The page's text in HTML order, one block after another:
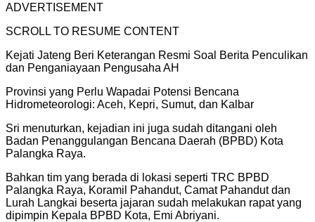
ADVERTISEMENT
SCROLL TO RESUME CONTENT
Kejati Jateng Beri Keterangan Resmi Soal Berita Penculikan
dan Penganiayaan Pengusaha AH
Provinsi yang Perlu Wapadai Potensi Bencana
Hidrometeorologi: Aceh, Kepri, Sumut, dan Kalbar
Sri menuturkan, kejadian ini juga sudah ditangani oleh
Badan Penanggulangan Bencana Daerah (BPBD) Kota
Palangka Raya.
Bahkan tim yang berada di lokasi seperti TRC BPBD
Palangka Raya, Koramil Pahandut, Camat Pahandut dan
Lurah Langkai beserta jajaran sudah melakukan rapat yang
dipimpin Kepala BPBD Kota, Emi Abriyani.